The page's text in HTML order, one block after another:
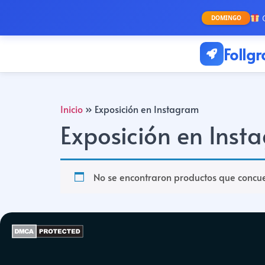
DOMINGO
Inicio » Exposición en Instagram
Exposición en
No se encontraron productos que